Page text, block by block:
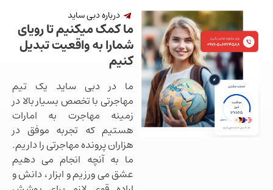
درباره دبی ساید
ما کمک میکنیم تا رویای
شمارا به واقعیت تبدیل
کنیم
ما در دبی ساید یک تیم
مهاجرتی با تخصص بسیار بالا در
زمینه مهاجرت به امارات
هستیم که تجربه موفق در
هزاران پرونده مهاجرتی را داریم.
ما به آنچه انجام می دهیم
عشق می ورزیم و ابزار ، دانش و